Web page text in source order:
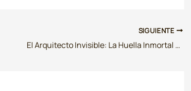
SIGUIENTE
El Arquitecto Invisible: La Huella Inmortal de Roque de las Heras en la Era Digital